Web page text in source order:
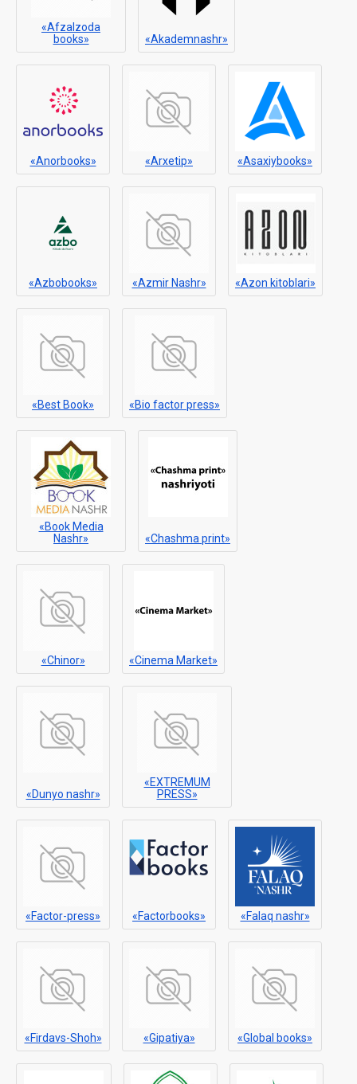
«Afzalzoda
books»
«Akademnashr»
«Anorbooks» «Arxetip» «Asaxiybooks»
«Azbobooks» «Azmir Nashr» «Azon kitoblari»
«Best Book» «Bio factor press»
«Book Media
Nashr»
«Chashma print»
«Chinor» «Cinema Market»
«Dunyo nashr»
«EXTREMUM
PRESS»
«Factor-press» «Factorbooks» «Falaq nashr»
«Firdavs-Shoh» «Gipatiya» «Global books»